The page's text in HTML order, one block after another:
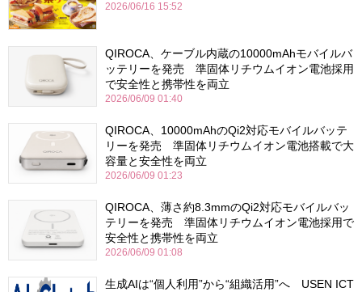
2026/06/16 15:52
QIROCA、ケーブル内蔵の10000mAhモバイルバ
ッテリーを発売 準固体リチウムイオン電池採用
で安全性と携帯性を両立
2026/06/09 01:40
QIROCA、10000mAhのQi2対応モバイルバッテ
リーを発売 準固体リチウムイオン電池搭載で大
容量と安全性を両立
2026/06/09 01:23
QIROCA、薄さ約8.3mmのQi2対応モバイルバッ
テリーを発売 準固体リチウムイオン電池採用で
安全性と携帯性を両立
2026/06/09 01:08
生成AIは“個人利用”から“組織活用”へ USEN ICT